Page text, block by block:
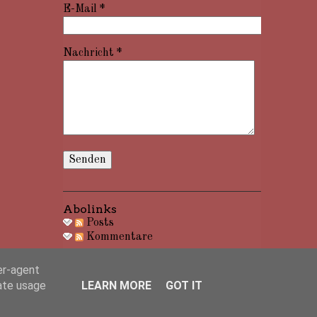
E-Mail *
Nachricht *
Abolinks
Posts
Kommentare
agent
usage
LEARN MORE GOT IT